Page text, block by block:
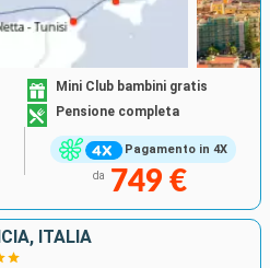
Pagamento in 4X
Mini Club bambini gratis
Pensione completa
da 749 €
ITALIA